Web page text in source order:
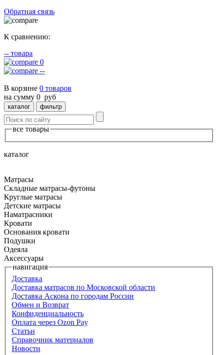
Обратная связь
К сравнению:
-- товара
0
--
В корзине 0 товаров
на сумму 0 руб
каталог фильтр
все товары
каталог
Матрасы
Складные матрасы-футоны
Круглые матрасы
Детские матрасы
Наматрасники
Кровати
Основания кровати
Подушки
Одеяла
Аксессуары
навигация
Доставка
Доставка матрасов по Московской области
Доставка Аскона по городам России
Обмен и Возврат
Конфиденциальность
Оплата через Ozon Pay
Статьи
Справочник материалов
Новости